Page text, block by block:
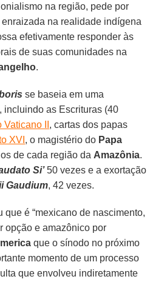
na região, pede por
na realidade indígena
efetivamente responder às
de suas comunidades na
.
se baseia em uma
incluindo as Escrituras (40
II , cartas dos papas
XVI , o magistério do Papa
de cada região da Amazônia.
Si’50 vezes e a exortação
Gaudium, 42 vezes.
que é “mexicano de nascimento,
opção e amazônico por
que o sínodo no próximo
momento de um processo
que envolveu indiretamente